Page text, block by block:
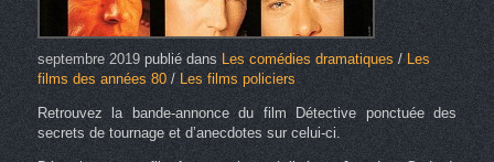
septembre 2019publié dansLes comédies dramatiques/Les
films des années 80/ Les films policiers
Retrouvez la bande-annonce du film Détective ponctuée des
secrets de tournage et d’anecdotes sur celui-ci.